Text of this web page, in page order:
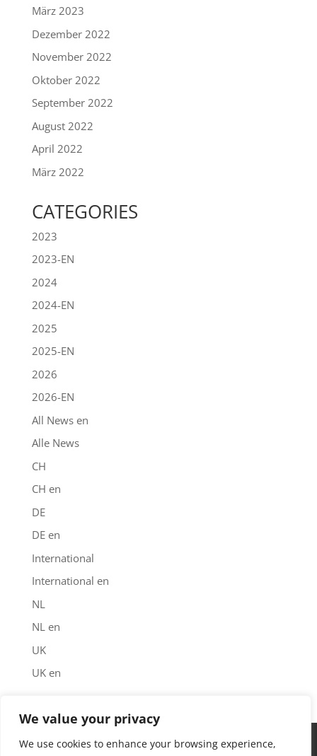
We value your privacy
We use cookies to enhance your browsing experience,
März 2023
Dezember 2022
November 2022
Oktober 2022
September 2022
August 2022
April 2022
März 2022
CATEGORIES
2023
2023-EN
2024
2024-EN
2025
2025-EN
2026
2026-EN
All News en
Alle News
CH
CH en
DE
DE en
International
International en
NL
NL en
UK
UK en
Impressum Datenschutz
Garantie